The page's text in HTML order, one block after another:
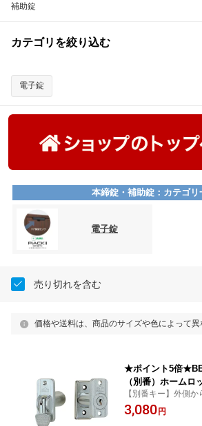
補助錠
カテゴリを絞り込む
電子錠
本締錠・補助錠：カテゴリ
電子錠
売り切れを含む
価格や送料は、商品のサイズや色によって異
★ポイント5倍
（別番）ホームロ
り 別番 カギ3本付
mm 取付ビス付
【別番キー】外側
ムターンで施解錠す
3,080 円